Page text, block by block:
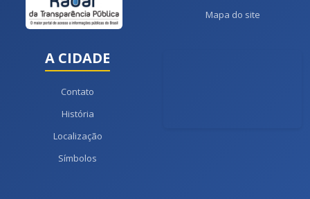
Mapa do site
A CIDADE
Contato
História
Localização
Símbolos